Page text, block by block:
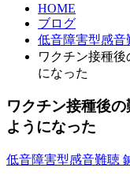
HOME
ブログ
低音障害型感音
ワクチン接種
になった
ワクチン接種後
ようになった
低音障害型感音難聴